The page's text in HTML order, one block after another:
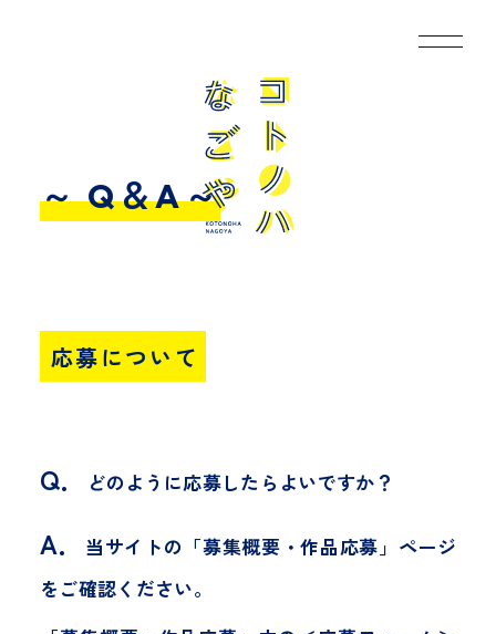
～ Q＆A～
応募について
Q． どのように応募したらよいですか？
A．
当サイトの「募集概要・作品応募」ページ
をご確認ください。